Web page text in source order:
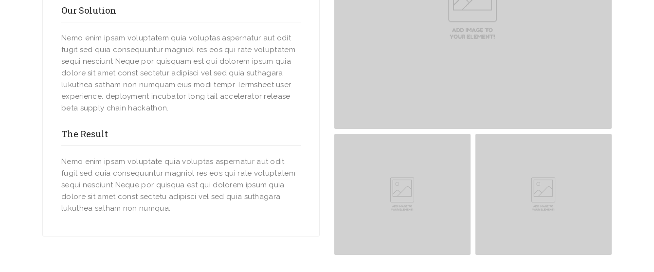
Our Solution
Nemo enim ipsam voluptatem quia voluptas aspernatur aut odit
fugit sed quia consequuntur magniol res eos qui rate voluptatem
sequi nesciunt Neque por quisquam est qui dolorem ipsum quia
dolore sit amet const sectetur adipisci vel sed quia suthagara
lukuthea satham non numquam eius modi tempr Termsheet user
experience. deployment incubator long tail accelerator release
beta supply chain hackathon.
The Result
Nemo enim ipsam voluptate quia voluptas aspernatur aut odit
fugit sed quia consequuntur magniol res eos qui rate voluptatem
sequi nesciunt Neque por quisqua est qui dolorem ipsum quia
dolore sit amet const sectetu adipisci vel sed quia suthagara
lukuthea satham non numqua.